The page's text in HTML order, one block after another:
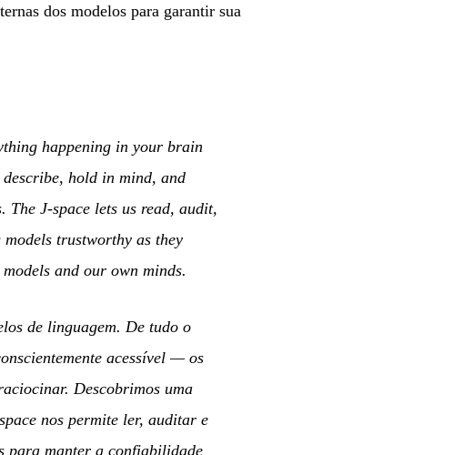
dos modelos para garantir sua
happening in your brain
hold in mind, and
J-space lets us read, audit,
trustworthy as they
and our own minds.
de linguagem. De tudo o
acessível — os
Descobrimos uma
nos permite ler, auditar e
para manter a confiabilidade